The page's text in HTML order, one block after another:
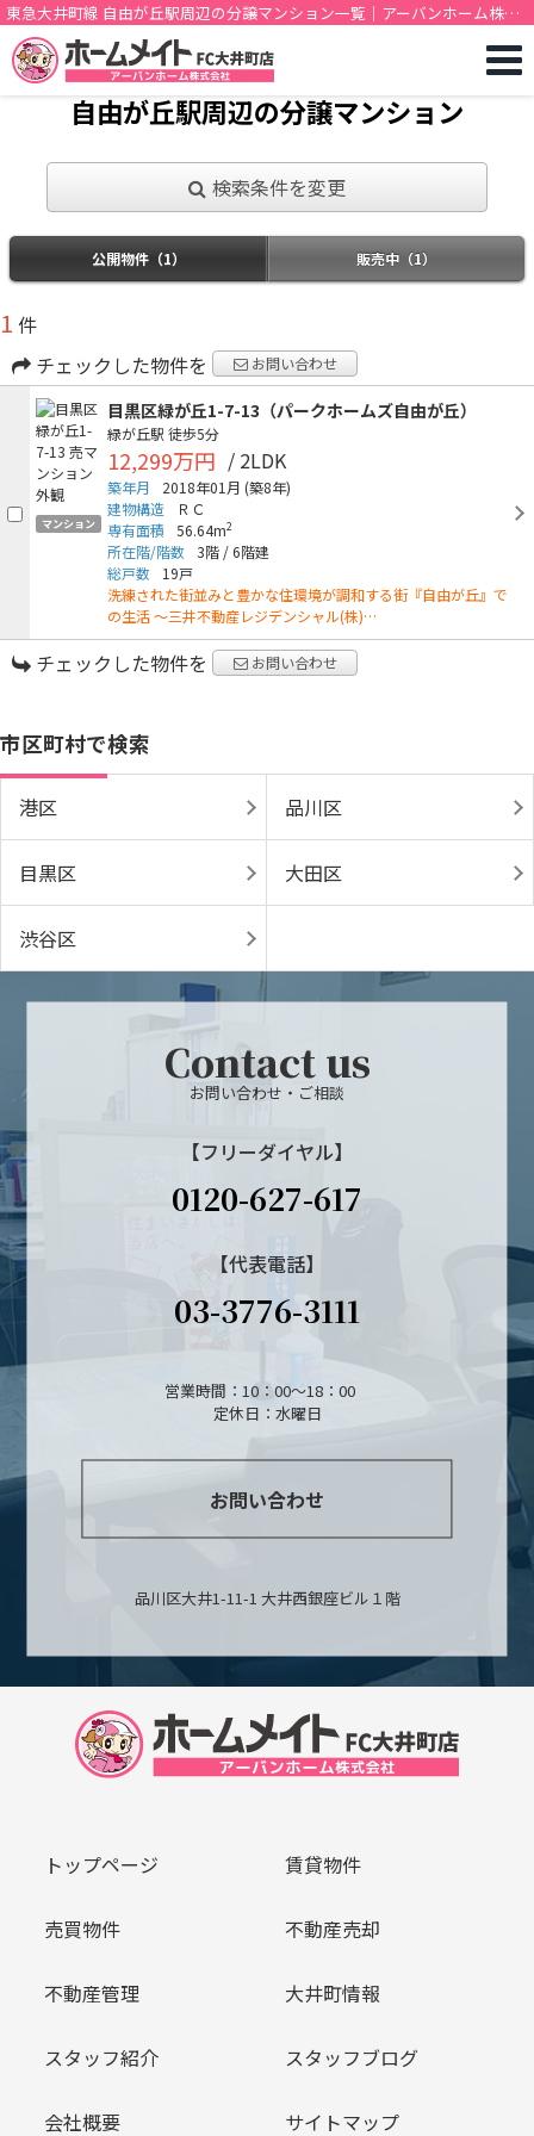
東急大井町線 自由が丘駅周辺の分譲マンション一覧｜アーバンホーム株式
会社
自由が丘駅周辺の分譲マンション
検索条件を変更
公開物件（1） 販売中（1）
1 件
チェックした物件を
お問い合わせ
マンション
目黒区緑が丘1-7-13（パークホームズ自由が丘）
緑が丘駅 徒歩5分
12,299万円 / 2LDK
築年月 2018年01月 (築8年)
建物構造
ＲＣ
専有面積
56.64m2
所在階/階数 3階 /6階建
総戸数
19戸
洗練された街並みと豊かな住環境が調和する街『自由が丘』で
の生活 ～三井不動産レジデンシャル(株)…
チェックした物件を お問い合わせ
市区町村で検索
港区 品川区
目黒区 大田区
渋谷区
Contact us
お問い合わせ・ご相談
【フリーダイヤル】
0120-627-617
【代表電話】
03-3776-3111
営業時間：10：00～18：00
定休日：水曜日
お問い合わせ
品川区大井1-11-1 大井西銀座ビル１階
トップページ 賃貸物件
売買物件 不動産売却
不動産管理 大井町情報
スタッフ紹介 スタッフブログ
会社概要 サイトマップ